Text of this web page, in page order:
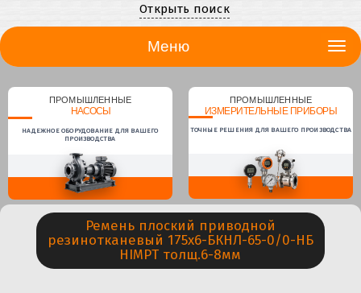
Открыть поиск
Меню
ПРОМЫШЛЕННЫЕ
НАСОСЫ
НАДЕЖНОЕ ОБОРУДОВАНИЕ ДЛЯ ВАШЕГО
ПРОИЗВОДСТВА
ПРОМЫШЛЕННЫЕ
ИЗМЕРИТЕЛЬНЫЕ ПРИБОРЫ
ТОЧНЫЕ РЕШЕНИЯ ДЛЯ ВАШЕГО ПРОИЗВОДСТВА
Ремень плоский приводной
резинотканевый 175х6-БКНЛ-65-0/0-НБ
HIMPT толщ.6-8мм